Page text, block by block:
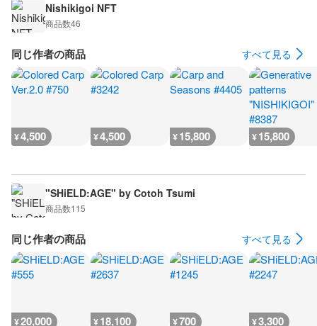
Nishikigoi NFT
商品数46
同じ作者の商品 すべて見る
¥4,500 ¥4,500 ¥15,800 ¥15,800
"SHiELD:AGE" by Cotoh Tsumi
商品数115
同じ作者の商品 すべて見る
¥20,000 ¥18,100 ¥700 ¥3,300